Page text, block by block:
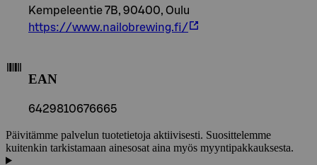
Kempeleentie 7B, 90400, Oulu
https://www.nailobrewing.fi/
EAN
6429810676665
Päivitämme palvelun tuotetietoja aktiivisesti. Suosittelemme
kuitenkin tarkistamaan ainesosat aina myös myyntipakkauksesta.